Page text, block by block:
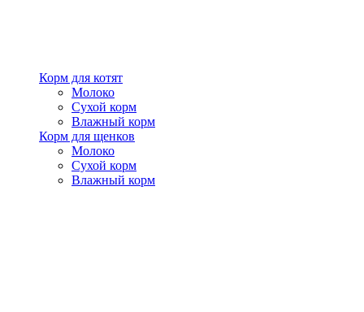
Корм для котят
Молоко
Сухой корм
Влажный корм
Корм для щенков
Молоко
Сухой корм
Влажный корм